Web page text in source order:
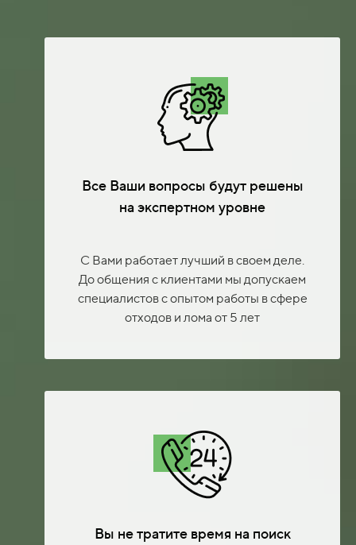
Все Ваши вопросы будут решены
на экспертном уровне
С Вами работает лучший в своем деле.
До общения с клиентами мы допускаем
специалистов с опытом работы в сфере
отходов и лома от 5 лет
Вы не тратите время на поиск